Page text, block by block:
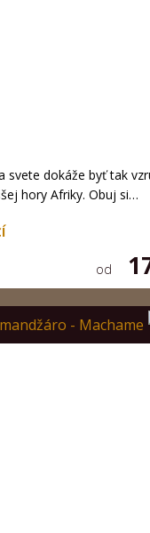
svete dokáže byť tak
hory Afriky. Obuj si…
od
- Machame